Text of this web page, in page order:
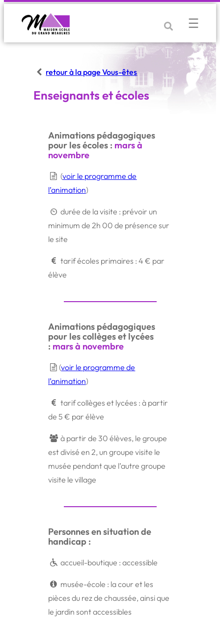
retour à la page Vous-êtes
Enseignants et écoles
Animations pédagogiques
pour les écoles : mars à
novembre
(voir le programme de
l’animation)
durée de la visite : prévoir un
minimum de 2h 00 de présence sur
le site
tarif écoles primaires : 4 € par
élève
Animations pédagogiques
pour les collèges et lycées
: mars à novembre
(voir le programme de
l’animation)
tarif collèges et lycées : à partir
de 5 € par élève
à partir de 30 élèves, le groupe
est divisé en 2, un groupe visite le
musée pendant que l’autre groupe
visite le village
Personnes en situation de
handicap :
accueil-boutique : accessible
musée-école : la cour et les
pièces du rez de chaussée, ainsi que
le jardin sont accessibles